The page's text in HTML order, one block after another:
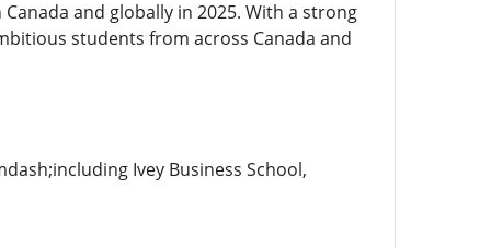
and globally in 2025. With a strong
students from across Canada and
Ivey Business School,